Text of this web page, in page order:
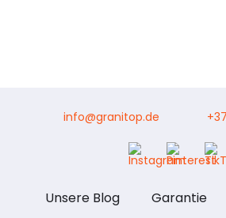
info@granitop.de
Unsere Blog Garantie